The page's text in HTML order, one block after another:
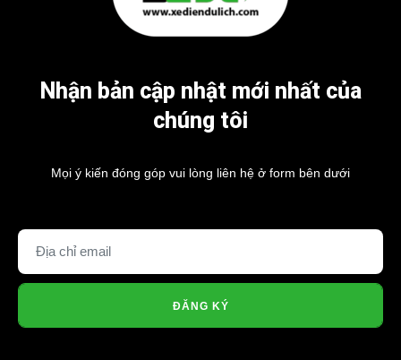
Nhận bản cập nhật mới nhất của
chúng tôi
Mọi ý kiến đóng góp vui lòng liên hệ ở form bên dưới
ĐĂNG KÝ